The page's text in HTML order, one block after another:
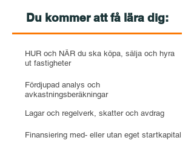
Du kommer att få lära dig:
HUR och NÄR du ska köpa, sälja och hyra
ut fastigheter
Fördjupad analys och
avkastningsberäkningar
Lagar och regelverk, skatter och avdrag
Finansiering med- eller utan eget startkapital